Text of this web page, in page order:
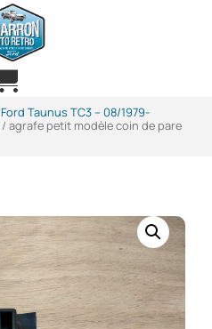
Ford Taunus TC3 -- 08/1979-
/ agrafe petit modèle coin de pare